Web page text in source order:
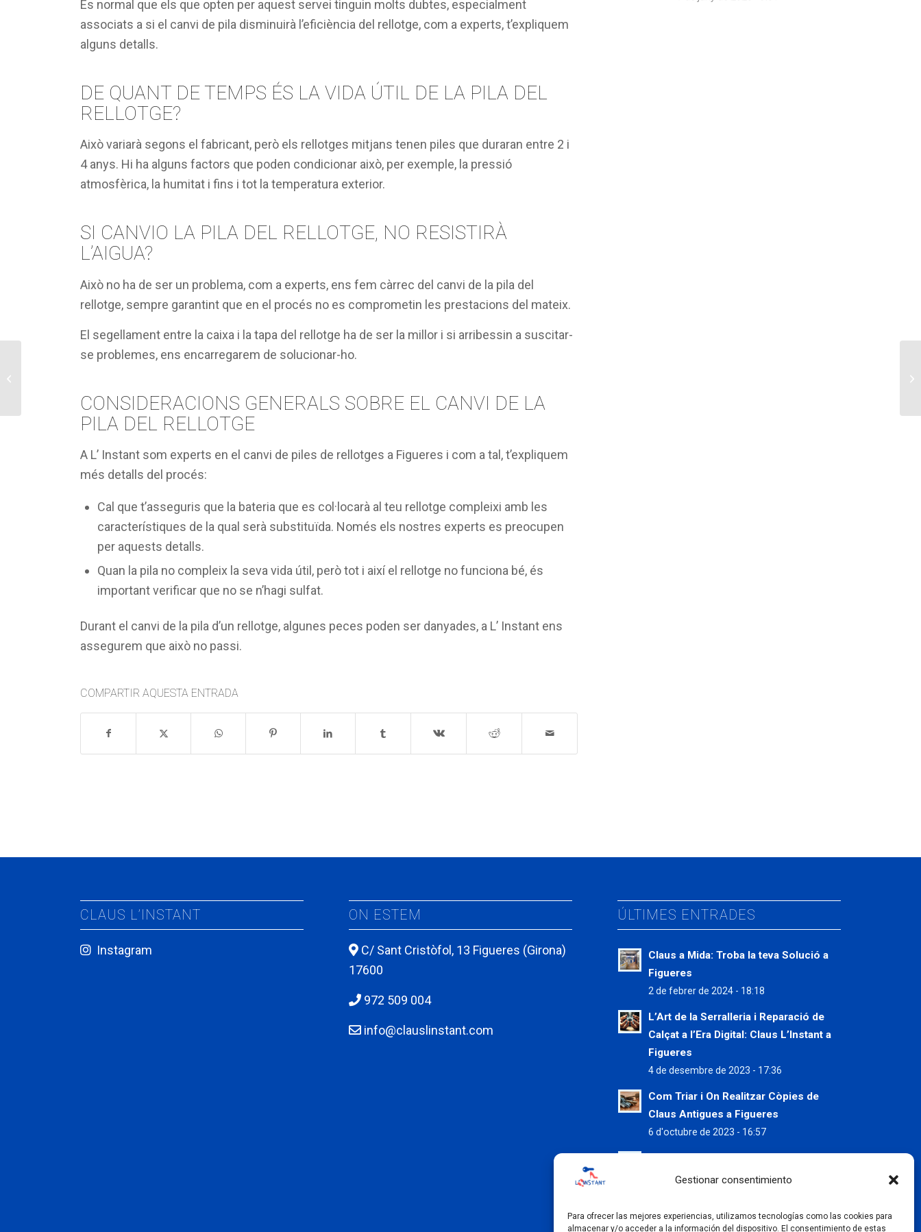
Gestionar consentimiento
Para ofrecer las mejores experiencias, utilizamos tecnologías como las cookies para
almacenar y/o acceder a la información del dispositivo. El consentimiento de estas
És normal que els que opten per aquest servei tinguin molts dubtes, especialment
associats a si el canvi de pila disminuirà l’eficiència del rellotge, com a experts, t’expliquem
alguns detalls.
DE QUANT DE TEMPS ÉS LA VIDA ÚTIL DE LA PILA DEL
RELLOTGE?
Això variarà segons el fabricant, però els rellotges mitjans tenen piles que duraran entre 2 i
4 anys. Hi ha alguns factors que poden condicionar això, per exemple, la pressió
atmosfèrica, la humitat i fins i tot la temperatura exterior.
SI CANVIO LA PILA DEL RELLOTGE, NO RESISTIRÀ
L’AIGUA?
Això no ha de ser un problema, com a experts, ens fem càrrec del canvi de la pila del
rellotge, sempre garantint que en el procés no es comprometin les prestacions del mateix.
El segellament entre la caixa i la tapa del rellotge ha de ser la millor i si arribessin a suscitar-
se problemes, ens encarregarem de solucionar-ho.
CONSIDERACIONS GENERALS SOBRE EL CANVI DE LA
PILA DEL RELLOTGE
A L’ Instant som experts en el canvi de piles de rellotges a Figueres i com a tal, t’expliquem
més detalls del procés:
Cal que t’asseguris que la bateria que es col·locarà al teu rellotge compleixi amb les
característiques de la qual serà substituïda. Només els nostres experts es preocupen
per aquests detalls.
Quan la pila no compleix la seva vida útil, però tot i així el rellotge no funciona bé, és
important verificar que no se n’hagi sulfat.
Durant el canvi de la pila d’un rellotge, algunes peces poden ser danyades, a L’ Instant ens
assegurem que això no passi.
COMPARTIR AQUESTA ENTRADA
CLAUS L’INSTANT
Instagram
ON ESTEM
C/ Sant Cristòfol, 13 Figueres (Girona)
17600
972 509 004
info@clauslinstant.com
ÚLTIMES ENTRADES
Claus a Mida: Troba la teva Solució a
Figueres
2 de febrer de 2024 - 18:18
L’Art de la Serralleria i Reparació de
Calçat a l’Era Digital: Claus L’Instant a
Figueres
4 de desembre de 2023 - 17:36
Com Triar i On Realitzar Còpies de
Claus Antigues a Figueres
6 d'octubre de 2023 - 16:57
amb els Serveis de Claus L’Instant
Còpia de claus a Figueres: La
Productes de pell a